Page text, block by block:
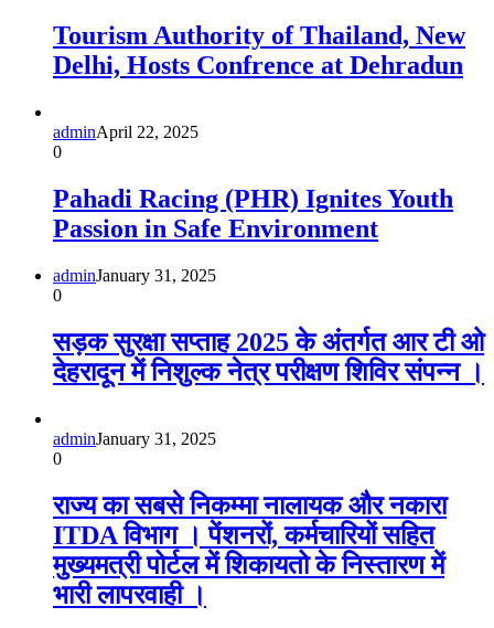
Tourism Authority of Thailand, New
Delhi, Hosts Confrence at Dehradun
adminApril 22, 2025
0
Pahadi Racing (PHR) Ignites Youth
Passion in Safe Environment
adminJanuary 31, 2025
0
सड़क सुरक्षा सप्ताह 2025 के अंतर्गत आर टी ओ
देहरादून में निशुल्क नेत्र परीक्षण शिविर संपन्न ।
adminJanuary 31, 2025
0
राज्य का सबसे निकम्मा नालायक और नकारा
ITDA विभाग । पेंशनरों, कर्मचारियों सहित
मुख्यमत्री पोर्टल में शिकायतो के निस्तारण में
भारी लापरवाही ।